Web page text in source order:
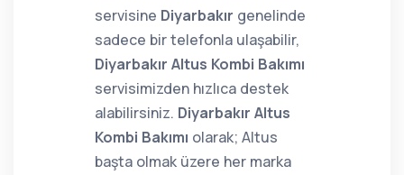
servisine Diyarbakır genelinde
sadece bir telefonla ulaşabilir,
Diyarbakır Altus Kombi Bakımı
servisimizden hızlıca destek
alabilirsiniz. Diyarbakır Altus
Kombi Bakımı olarak; Altus
başta olmak üzere her marka